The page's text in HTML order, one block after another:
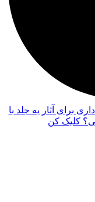
برای آثار یه جلد با
کلیک کن